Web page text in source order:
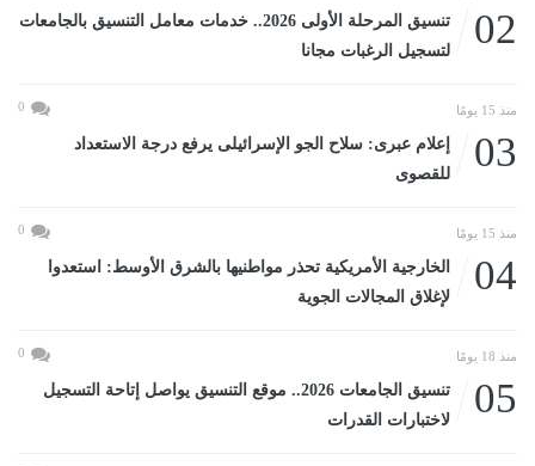
02
تنسيق المرحلة الأولى 2026.. خدمات معامل التنسيق بالجامعات
لتسجيل الرغبات مجانا
منذ 15 يومًا 0
03
إعلام عبرى: سلاح الجو الإسرائيلى يرفع درجة الاستعداد
للقصوى
منذ 15 يومًا 0
04
الخارجية الأمريكية تحذر مواطنيها بالشرق الأوسط: استعدوا
لإغلاق المجالات الجوية
منذ 18 يومًا 0
05
تنسيق الجامعات 2026.. موقع التنسيق يواصل إتاحة التسجيل
لاختبارات القدرات